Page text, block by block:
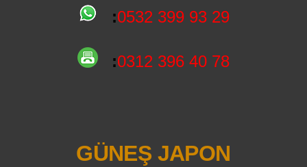
:0532 399 93 29
:0312 396 40 78
GÜNEŞ JAPON